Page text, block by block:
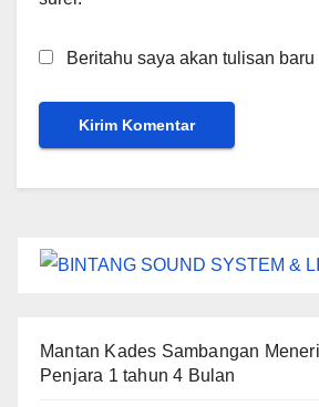
Beritahu saya akan tulisan
Mantan Kades Sambangan
Penjara 1 tahun 4 Bulan